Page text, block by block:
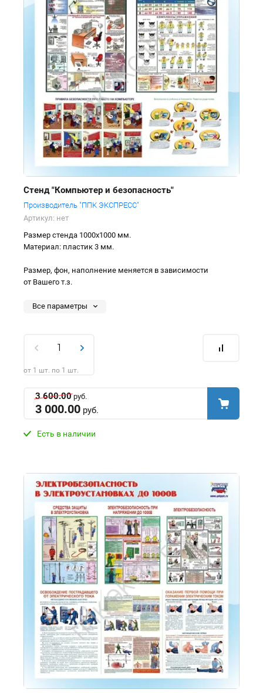
Стенд "Компьютер и безопасность"
Производитель "ППК ЭКСПРЕСС"
Артикул: нет
Размер стенда 1000х1000 мм.
Материал: пластик 3 мм.
Размер, фон, наполнение меняется в зависимости
от Вашего т.з.
Все параметры
от 1 шт. по 1 шт.
3 600.00руб.
3 000.00 руб.
Есть в наличии